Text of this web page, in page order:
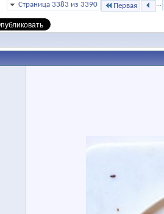
Страница 3383 из 3390 Первая ...